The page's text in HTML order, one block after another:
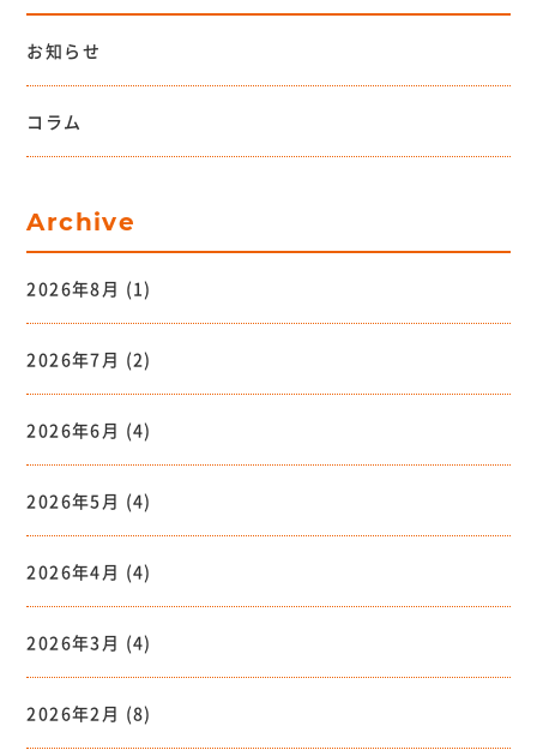
お知らせ
コラム
Archive
2026年8月 (1)
2026年7月 (2)
2026年6月 (4)
2026年5月 (4)
2026年4月 (4)
2026年3月 (4)
2026年2月 (8)